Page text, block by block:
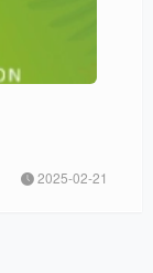
2025-02-21